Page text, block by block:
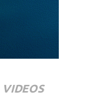
VIDEOS